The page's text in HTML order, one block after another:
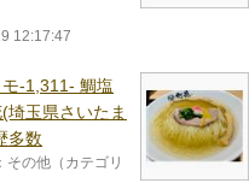
12:17:47
-1,311- 鯛塩
埼玉県さいたま
多数
その他（カテゴリ